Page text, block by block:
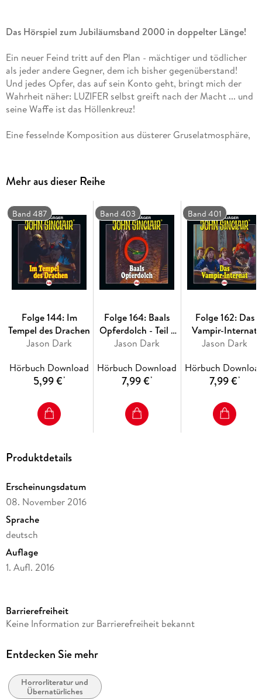
Das Hörspiel zum Jubiläumsband 2000 in doppelter Länge!
Ein neuer Feind tritt auf den Plan - mächtiger und tödlicher
als jeder andere Gegner, dem ich bisher gegenüberstand!
Und jedes Opfer, das auf sein Konto geht, bringt mich der
Wahrheit näher: LUZIFER selbst greift nach der Macht ... und
seine Waffe ist das Höllenkreuz!
Eine fesselnde Komposition aus düsterer Gruselatmosphäre,
Mehr aus dieser Reihe
Band 487
Folge 144: Im
Tempel des Drachen
Jason Dark
Hörbuch Download
5,99 €*
Band 403
Folge 164: Baals
Opferdolch - Teil 1
von 2
Jason Dark
Hörbuch Download
7,99 €*
Band 401
Folge 162: Das
Vampir-Internat
Jason Dark
Hörbuch
7,99 €*
Produktdetails
Erscheinungsdatum
08. November 2016
Sprache
deutsch
Auflage
1. Aufl. 2016
Laufzeit
Reihe
Autor/Autorin
Barrierefreiheit
Keine Information zur Barrierefreiheit bekannt
Entdecken Sie mehr
Horrorliteratur und
Übernatürliches